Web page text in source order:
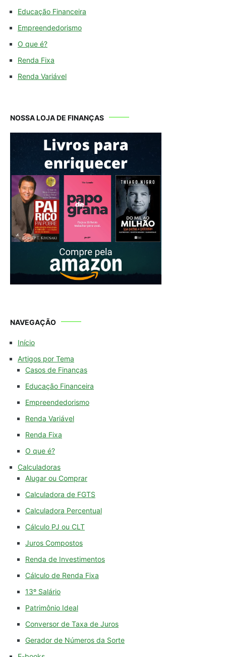
Educação Financeira
Empreendedorismo
O que é?
Renda Fixa
Renda Variável
NOSSA LOJA DE FINANÇAS
NAVEGAÇÃO
Início
Artigos por Tema
Casos de Finanças
Educação Financeira
Empreendedorismo
Renda Variável
Renda Fixa
O que é?
Calculadoras
Alugar ou Comprar
Calculadora de FGTS
Calculadora Percentual
Cálculo PJ ou CLT
Juros Compostos
Renda de Investimentos
Cálculo de Renda Fixa
13º Salário
Patrimônio Ideal
Conversor de Taxa de Juros
Gerador de Números da Sorte